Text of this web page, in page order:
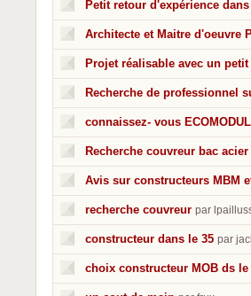
Petit retour d'expérience
Architecte et Maitre d'oeuvre
Projet réalisable avec un
Recherche de professionnel
connaissez- vous
Recherche couvreur bac acier
Avis sur constructeurs MBM
recherche couvreur par
constructeur dans le 35 par
choix constructeur MOB ds